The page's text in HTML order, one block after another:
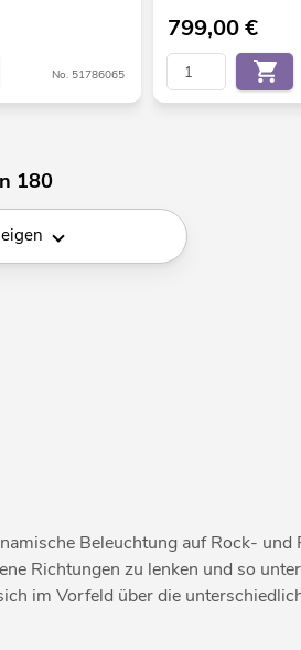
No. 51786065
799,00€
180
Beleuchtung auf Rock- und
Richtungen zu lenken und so
im Vorfeld über die